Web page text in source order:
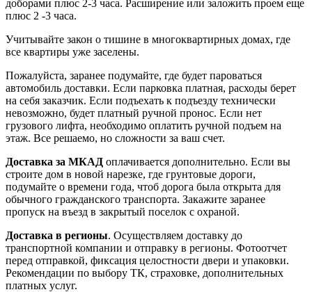
доборами плюс 2-3 часа. Расширение или заложить проем еще
плюс 2 -3 часа.
Учитывайте закон о тишине в многоквартирных домах, где
все квартиры уже заселены.
Пожалуйста, заранее подумайте, где будет пароваться
автомобиль доставки. Если парковка платная, расходы берет
на себя заказчик. Если подъехать к подъезду технически
невозможно, будет платный ручной пронос. Если нет
грузового лифта, необходимо оплатить ручной подъем на
этаж. Все решаемо, но сложности за ваш счет.
Доставка за МКАД оплачивается дополнительно. Если вы
строите дом в новой нарезке, где грунтовые дороги,
подумайте о времени года, чтоб дорога была открыта для
обычного гражданского транспорта. Закажите заранее
пропуск на въезд в закрытый поселок с охраной.
Доставка в регионы. Осуществляем доставку до
транспортной компании и отправку в регионы. Фотоотчет
перед отправкой, фиксация целостности двери и упаковки.
Рекомендации по выбору ТК, страховке, дополнительных
платных услуг.